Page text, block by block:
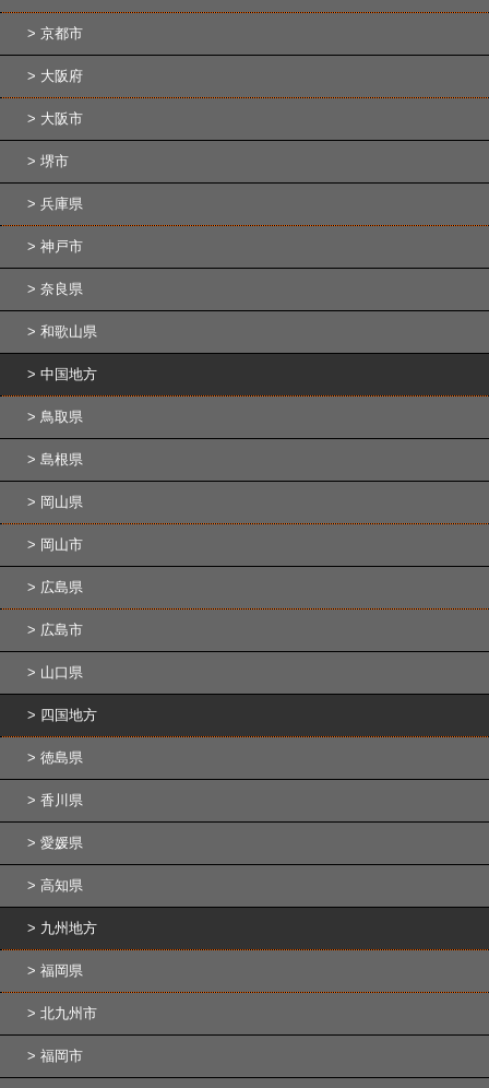
京都市
大阪府
大阪市
堺市
兵庫県
神戸市
奈良県
和歌山県
中国地方
鳥取県
島根県
岡山県
岡山市
広島県
広島市
山口県
四国地方
徳島県
香川県
愛媛県
高知県
九州地方
福岡県
北九州市
福岡市